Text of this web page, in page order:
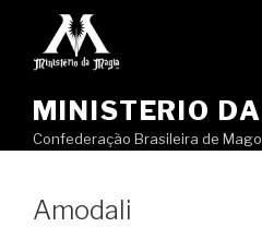
MINISTERIO
Confederação Brasileira de
Amodali